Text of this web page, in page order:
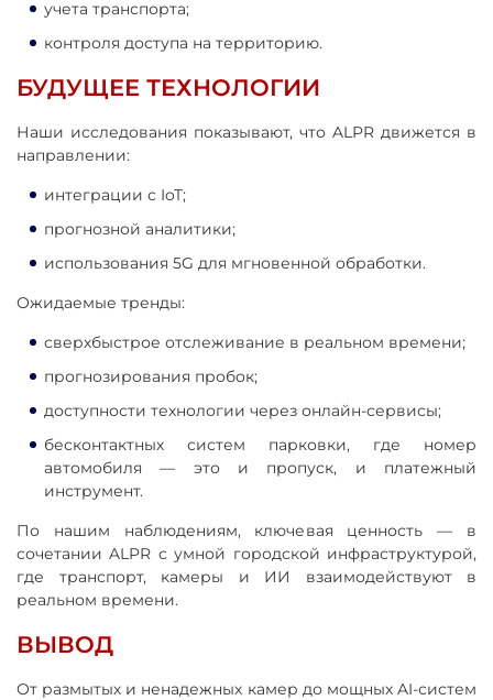
учета транспорта;
контроля доступа на территорию.
БУДУЩЕЕ ТЕХНОЛОГИИ
Наши исследования показывают, что ALPR движется в
направлении:
интеграции с IoT;
прогнозной аналитики;
использования 5G для мгновенной обработки.
Ожидаемые тренды:
сверхбыстрое отслеживание в реальном времени;
прогнозирования пробок;
доступности технологии через онлайн-сервисы;
бесконтактных систем парковки, где номер
автомобиля — это и пропуск, и платежный
инструмент.
По нашим наблюдениям, ключевая ценность — в
сочетании ALPR с умной городской инфраструктурой,
где транспорт, камеры и ИИ взаимодействуют в
реальном времени.
ВЫВОД
От размытых и ненадежных камер до мощных AI-систем